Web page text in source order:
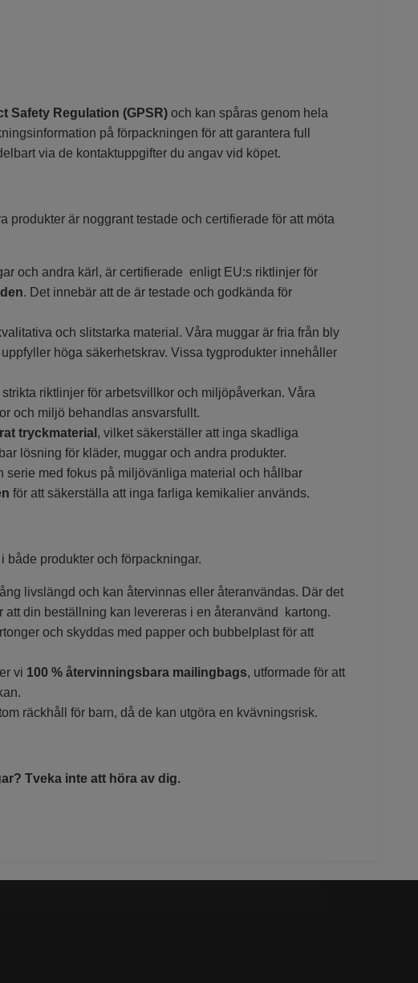
Safety Regulation (GPSR) och kan spåras genom hela
på förpackningen för att garantera full
via de kontaktuppgifter du angav vid köpet.
är noggrant testade och certifierade för att möta
och andra kärl, är certifierade enligt EU:s riktlinjer för
. Det innebär att de är testade och godkända för
och slitstarka material. Våra muggar är fria från bly
höga säkerhetskrav. Vissa tygprodukter innehåller
riktlinjer för arbetsvillkor och miljöpåverkan. Våra
och miljö behandlas ansvarsfullt.
tryckmaterial , vilket säkerställer att inga skadliga
lösning för kläder, muggar och andra produkter.
serie med fokus på miljövänliga material och hållbar
för att säkerställa att inga farliga kemikalier används.
både produkter och förpackningar.
livslängd och kan återvinnas eller återanvändas. Där det
din beställning kan levereras i en återanvänd kartong.
och skyddas med papper och bubbelplast för att
vi 100 % återvinningsbara mailingbags, utformade för att
räckhåll för barn, då de kan utgöra en kvävningsrisk.
Tveka inte att höra av dig.